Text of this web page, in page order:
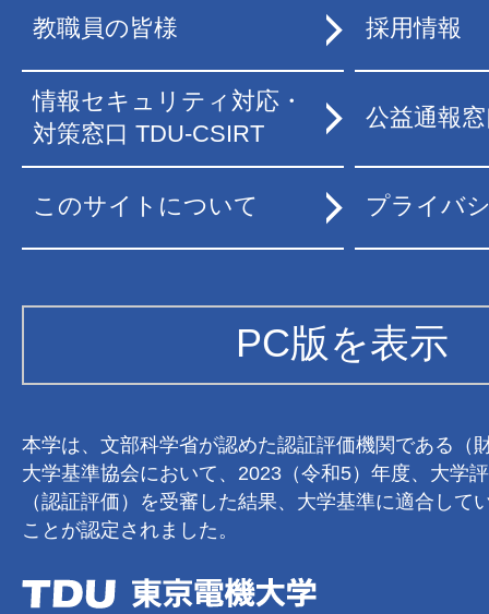
教職員の皆様 採用情報
情報セキュリティ対応・
対策窓口 TDU-CSIRT
公益通報
このサイトについて プライバ
PC版を表示
本学は、文部科学省が認めた認証評価機関である（
大学基準協会において、2023（令和5）年度、大学
（認証評価）を受審した結果、大学基準に適合して
ことが認定されました。